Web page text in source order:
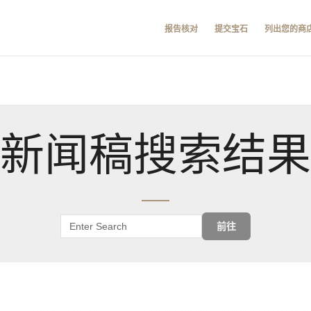
报告核对 提交宝石 列出您的商
新闻稿搜索结果
前往